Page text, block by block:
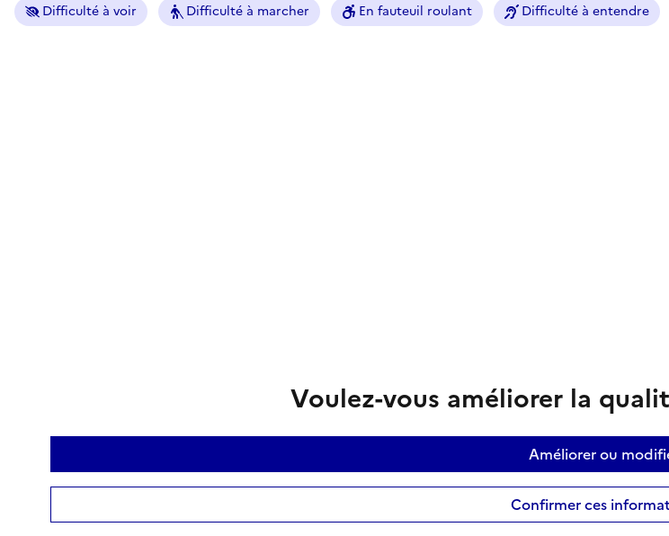
Difficulté à voir Difficulté à marcher En fauteuil roulant Difficulté à entendre
Voulez-vous améliorer la
Améliorer ou
Confirmer ces